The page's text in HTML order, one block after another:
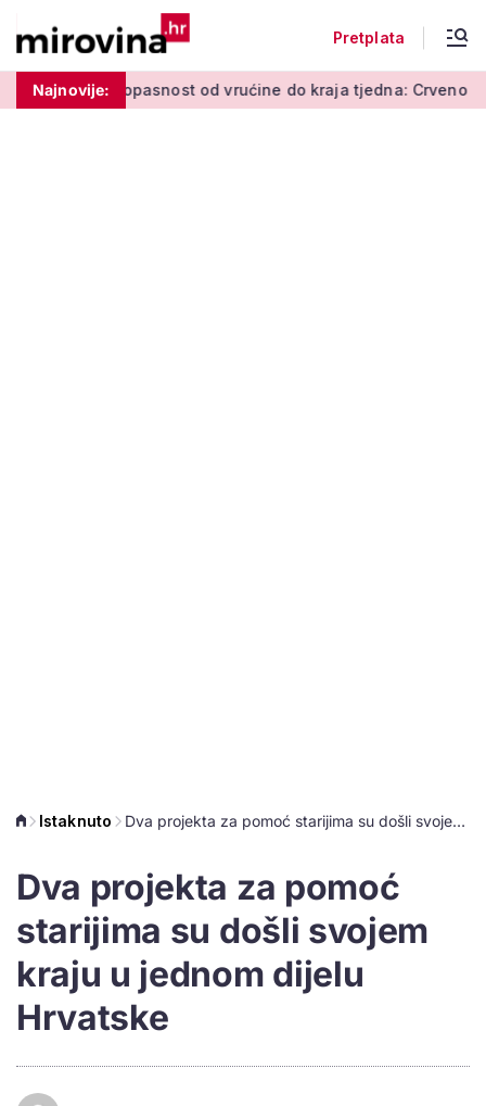
Pretplata
Najnovije:
od vrućine do kraja tjedna: Crveno upozorenje vlada
Istaknuto Dva projekta za pomoć starijima su došli svojem kraju u jednom dijelu Hrvatske
Dva projekta za pomoć
starijima su došli svojem
kraju u jednom dijelu
Hrvatske